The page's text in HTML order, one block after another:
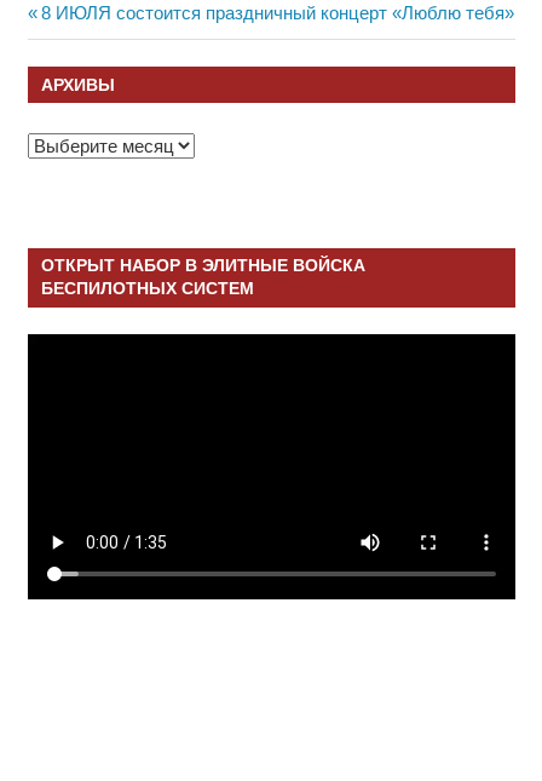
Навигация
по
записям
Previous
Post:
8 ИЮЛЯ состоится праздничный концерт «Люблю тебя»
АРХИВЫ
Архивы
ОТКРЫТ НАБОР В ЭЛИТНЫЕ ВОЙСКА
БЕСПИЛОТНЫХ СИСТЕМ